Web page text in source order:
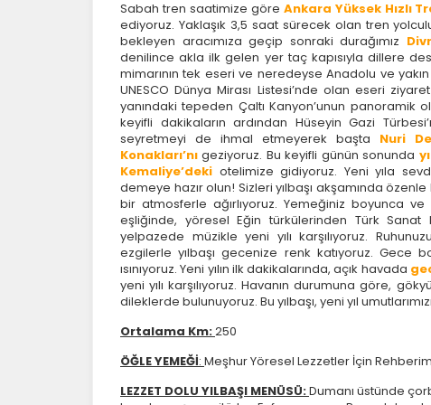
Size
az
Sabah tren saatimize göre Ankara Yüksek Hızlı
ediyoruz. Yaklaşık 3,5 saat sürecek olan tren
bekleyen aracımıza geçip sonraki durağımız
denilince akla ilk gelen yer taç kapısıyla dillere
mimarının tek eseri ve neredeyse Anadolu ve
UNESCO Dünya Mirası Listesi’nde olan eseri
yanındaki tepeden Çaltı Kanyon’unun
keyifli dakikaların ardından Hüseyin Gazi
seyretmeyi de ihmal etmeyerek başta Nuri
Konakları’nıgeziyoruz. Bu keyifli günün sonunda
Kemaliye’deki otelimize gidiyoruz. Yeni yıla
demeye hazır olun! Sizleri yılbaşı akşamında özenle
bir atmosferle ağırlıyoruz. Yemeğiniz boyunca
eşliğinde, yöresel Eğin türkülerinden Türk
yelpazede müzikle yeni yılı karşılıyoruz.
ezgilerle yılbaşı gecenize renk katıyoruz. Gece
ısınıyoruz. Yeni yılın ilk dakikalarında, açık havada
yeni yılı karşılıyoruz. Havanın durumuna göre,
dileklerde bulunuyoruz. Bu yılbaşı, yeni yıl
Ortalama Km:250
ÖĞLE YEMEĞİ: Meşhur Yöresel Lezzetler İçin
LEZZET DOLU YILBAŞI MENÜSÜ:Dumanı üstünde